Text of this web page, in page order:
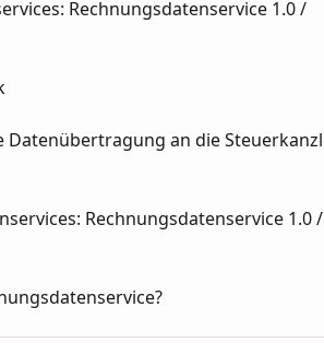
Rechnungsdatenservice 1.0 /
Datenübertragung an die
Rechnungsdatenservice 1.0